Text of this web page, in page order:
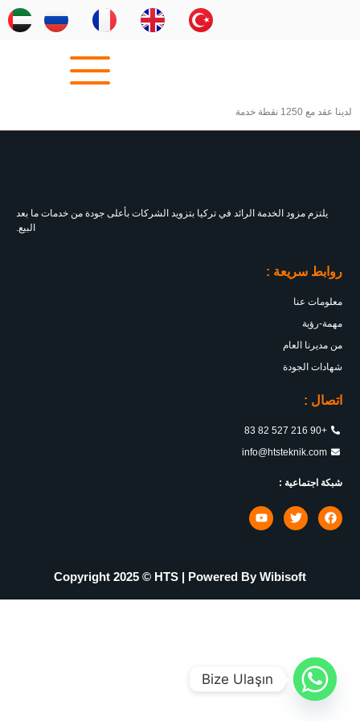
لدينا عقد مع 1250 نقطة خدمة
يلتزم مزود الخدمة الرائد في تركيا بتزويد الشركات بأعلى جودة من خدمات ما بعد
البيع.
روابط سريعة :
معلومات عنا
مهمة-رؤية
من مديرنا العام
شهادات الجودة
اتصال :
+90 216 527 82 83
info@htsteknik.com
شبكة اجتماعية :
Copyright 2025 © HTS | Powered By Wibisoft
Bize Ulaşın